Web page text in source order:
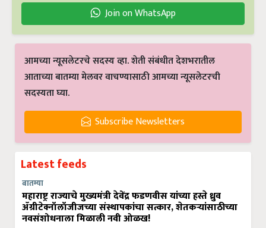
Join on WhatsApp
आमच्या न्यूसलेटरचे सदस्य व्हा. शेती संबंधीत देशभरातील
आताच्या बातम्या मेलवर वाचण्यासाठी आमच्या न्यूसलेटरची
सदस्यता घ्या.
Subscribe Newsletters
Latest feeds
बातम्या
महाराष्ट्र राज्याचे मुख्यमंत्री देवेंद्र फडणवीस यांच्या हस्ते ध्रुव
ॲग्रीटेक्नॉलॉजीजच्या संस्थापकांचा सत्कार, शेतकऱ्यांसाठीच्या
नवसंशोधनाला मिळाली नवी ओळख!